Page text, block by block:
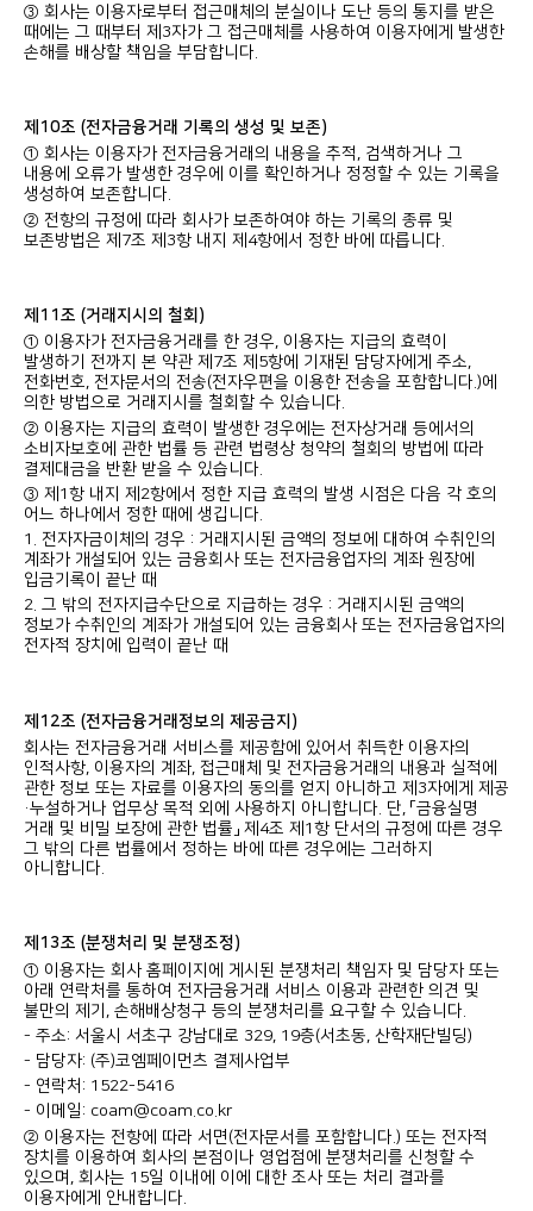
③ 회사는 이용자로부터 접근매체의 분실이나 도난 등의 통지를 받은
때에는 그 때부터 제3자가 그 접근매체를 사용하여 이용자에게 발생한
손해를 배상할 책임을 부담합니다.
제10조 (전자금융거래 기록의 생성 및 보존)
① 회사는 이용자가 전자금융거래의 내용을 추적, 검색하거나 그
내용에 오류가 발생한 경우에 이를 확인하거나 정정할 수 있는 기록을
생성하여 보존합니다.
② 전항의 규정에 따라 회사가 보존하여야 하는 기록의 종류 및
보존방법은 제7조 제3항 내지 제4항에서 정한 바에 따릅니다.
제11조 (거래지시의 철회)
① 이용자가 전자금융거래를 한 경우, 이용자는 지급의 효력이
발생하기 전까지 본 약관 제7조 제5항에 기재된 담당자에게 주소,
전화번호, 전자문서의 전송(전자우편을 이용한 전송을 포함합니다.)에
의한 방법으로 거래지시를 철회할 수 있습니다.
② 이용자는 지급의 효력이 발생한 경우에는 전자상거래 등에서의
소비자보호에 관한 법률 등 관련 법령상 청약의 철회의 방법에 따라
결제대금을 반환 받을 수 있습니다.
③ 제1항 내지 제2항에서 정한 지급 효력의 발생 시점은 다음 각 호의
어느 하나에서 정한 때에 생깁니다.
1. 전자자금이체의 경우 : 거래지시된 금액의 정보에 대하여 수취인의
계좌가 개설되어 있는 금융회사 또는 전자금융업자의 계좌 원장에
입금기록이 끝난 때
2. 그 밖의 전자지급수단으로 지급하는 경우 : 거래지시된 금액의
정보가 수취인의 계좌가 개설되어 있는 금융회사 또는 전자금융업자의
전자적 장치에 입력이 끝난 때
제12조 (전자금융거래정보의 제공금지)
회사는 전자금융거래 서비스를 제공함에 있어서 취득한 이용자의
인적사항, 이용자의 계좌, 접근매체 및 전자금융거래의 내용과 실적에
관한 정보 또는 자료를 이용자의 동의를 얻지 아니하고 제3자에게 제공
·누설하거나 업무상 목적 외에 사용하지 아니합니다. 단, 「금융실명
거래 및 비밀 보장에 관한 법률」 제4조 제1항 단서의 규정에 따른 경우
그 밖의 다른 법률에서 정하는 바에 따른 경우에는 그러하지
아니합니다.
제13조 (분쟁처리 및 분쟁조정)
① 이용자는 회사 홈페이지에 게시된 분쟁처리 책임자 및 담당자 또는
아래 연락처를 통하여 전자금융거래 서비스 이용과 관련한 의견 및
불만의 제기, 손해배상청구 등의 분쟁처리를 요구할 수 있습니다.
- 주소: 서울시 서초구 강남대로 329, 19층(서초동, 산학재단빌딩)
- 담당자: (주)코엠페이먼츠 결제사업부
- 연락처: 1522-5416
- 이메일: coam@coam.co.kr
② 이용자는 전항에 따라 서면(전자문서를 포함합니다.) 또는 전자적
장치를 이용하여 회사의 본점이나 영업점에 분쟁처리를 신청할 수
있으며, 회사는 15일 이내에 이에 대한 조사 또는 처리 결과를
이용자에게 안내합니다.